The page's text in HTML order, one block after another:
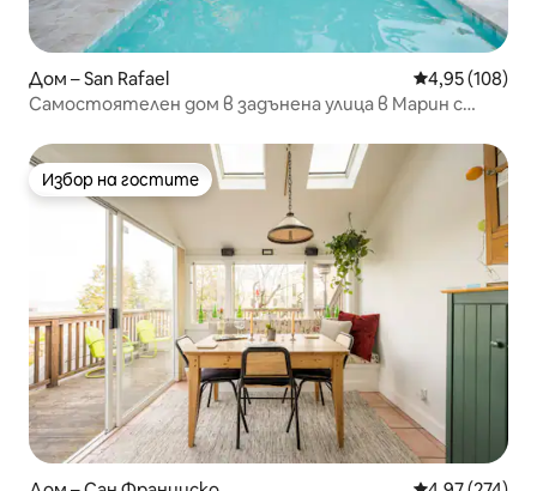
Дом – San Rafael Средна
4,95 (108)
Самостоятелен дом в задънена улица в Марин с
Избор на гостите
Избор на гостите